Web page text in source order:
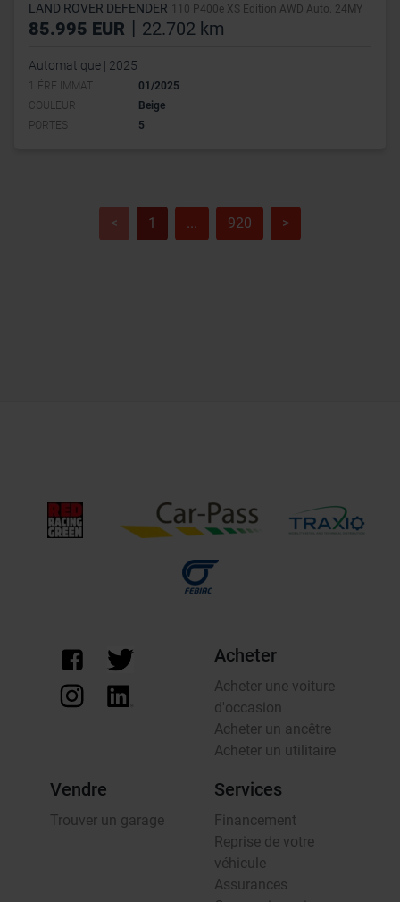
LAND ROVER DEFENDER 110 P400e XS Edition AWD Auto. 24MY
85.995 EUR 22.702 km
Automatique | 2025
1 ÉRE IMMAT
01/2025
COULEUR
Beige
PORTES
5
< 1 ... 920 >
Acheter
Acheter une voiture
d'occasion
Acheter un ancêtre
Acheter un utilitaire
Vendre
Trouver un garage
Services
Financement
Reprise de votre
véhicule
Assurances